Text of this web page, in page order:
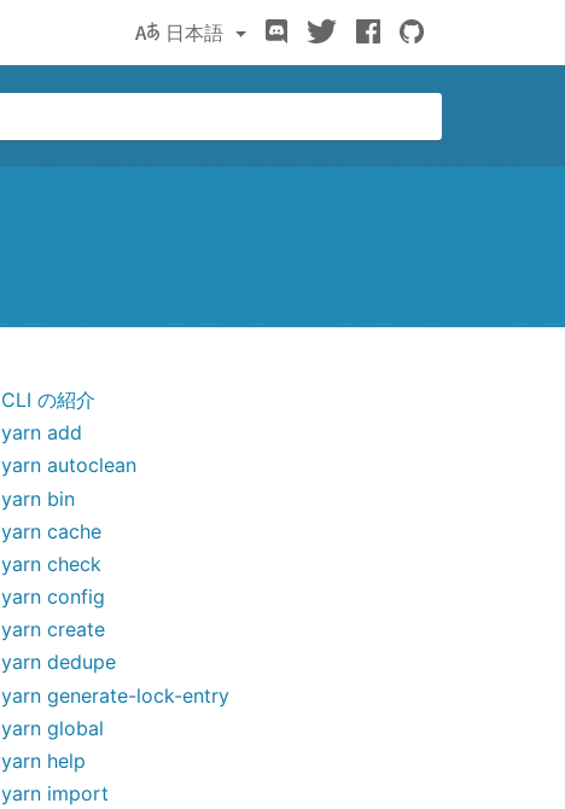
日本語 DiscordTwitterFacebook
GitHub
CLI の紹介
yarn add
yarn autoclean
yarn bin
yarn cache
yarn check
yarn config
yarn create
yarn dedupe
yarn generate-lock-entry
yarn global
yarn help
yarn import